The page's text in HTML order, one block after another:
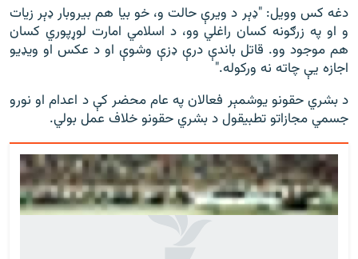
دغه کس وويل: "ډېر د ویرې حالت و، خو بیا هم بیروبار ډېر زیات
و او په زرګونه کسان راغلي وو، د اسلامي امارت لوړپوري کسان
هم موجود وو. قاتل باندې درې ډزې وشوې او د عکس او ویډیو
اجازه یې چاته نه ورکوله."
د بشري حقونو یوشمېر فعالان په عام محضر کې د اعدام او نورو
جسمي مجازاتو تطبیقول د بشري حقونو خلاف عمل بولي.